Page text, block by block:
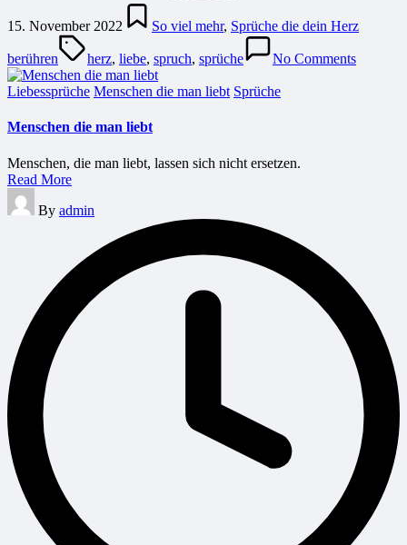
15. November 2022
Posted
in
So viel mehr, Sprüche die dein Herz
berühren
Tags:
herz, liebe, spruch, sprüche No Comments
Posted
Liebessprüche Menschen die man liebt Sprüche
Menschen die man liebt
Menschen, die man liebt, lassen sich nicht ersetzen.
Read More
Posted
by
By admin